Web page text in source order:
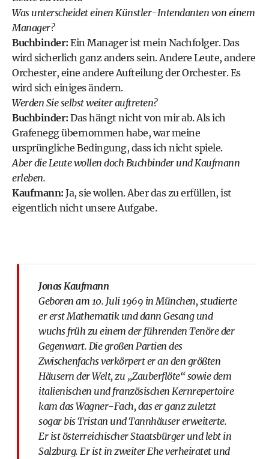
Was unterscheidet einen Künstler-­Intendanten von einem
Manager?
Buchbinder: Ein Manager ist mein Nachfolger. Das
wird sicherlich ganz anders sein. Andere Leute, andere
Orchester, eine andere Aufteilung der Orchester. Es
wird sich einiges ändern.
Werden Sie selbst weiter auftreten?
Buchbinder: Das hängt nicht von mir ab. Als ich
Grafenegg übernommen habe, war meine
ursprüngliche Bedingung, dass ich nicht spiele.
Aber die Leute wollen doch Buchbinder und Kaufmann
erleben.
Kaufmann: Ja, sie wollen. Aber das zu erfüllen, ist
eigentlich nicht unsere Aufgabe.
Jonas Kaufmann
Geboren am 10. Juli 1969 in München, studierte
er erst Mathematik und dann Gesang und
wuchs früh zu einem der führenden Tenöre der
Gegenwart. Die großen Partien des
Zwischenfachs verkörpert er an den größten
Häusern der Welt, zu „Zauberflöte“ sowie dem
italienischen und französischen Kernrepertoire
kam das Wagner-Fach, das er ganz zuletzt
sogar bis Tristan und Tannhäuser erweiterte.
Er ist österreichischer Staatsbürger und lebt in
Salzburg. Er ist in zweiter Ehe verheiratet und